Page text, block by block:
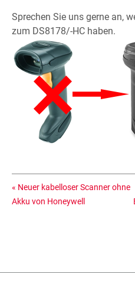
Sprechen Sie uns gerne an,
zum DS8178/-HC haben.
« Neuer kabelloser Scanner ohne
Akku von Honeywell